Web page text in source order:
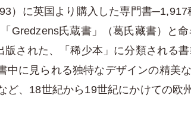
）に英国より購入した専門書
Gredzens氏蔵書」（葛氏藏書）と
された、「稀少本」に分類される
に見られる独特なデザインの精美
、18世紀から19世紀にかけての欧